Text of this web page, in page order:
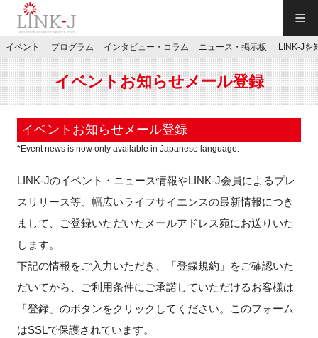
JP／EN
イベント プログラム インタビュー・コラム ニュース・掲示板 LINK-Jを
イベントお知らせメール登録
イベントお知らせメール登録
*Event news is now only available in Japanese language.
LINK-Jのイベント・ニュース情報やLINK-J会員によるプレ
スリリース等、幅広いライフサイエンスの最新情報につき
まして、ご登録いただいたメールアドレス宛にお送りいた
します。
下記の情報をご入力いただき、「登録規約」をご確認いた
だいてから、ご利用条件にご承諾していただけるお客様は
「登録」のボタンをクリックしてください。このフォーム
はSSLで保護されています。